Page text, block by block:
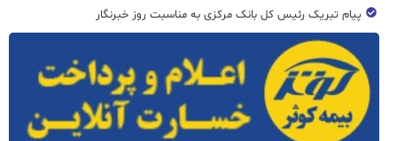
پیام تبریک رئیس کل بانک مرکزی به مناسبت روز خبرنگار